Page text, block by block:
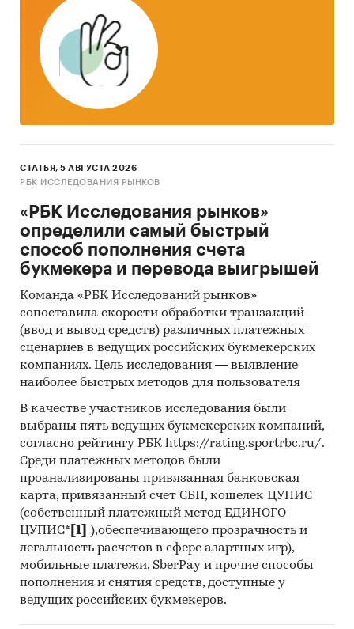
Всемирная торговая организация
Наряду с официальной статистикой в
обзоре приведены результаты
исследований BusinesStat:
Опрос экспертов химической
В настоящем обзоре территория Крыма пока
не учтена в составе России в связи с
неопределенностью правового статуса
полуострова и отсутствием на данный момент
какой-либо официальной статистики по
региону в качестве субъекта Российской
Федерации.
Производство моющих и чистящих средств
Производство хлора
Россия
СТАТЬЯ, 5 АВГУСТА 2026
РБК ИССЛЕДОВАНИЯ РЫНКОВ
«РБК Исследования рынков»
определили самый быстрый
способ пополнения счета
букмекера и перевода выигрышей
Команда «РБК Исследований рынков»
сопоставила скорости обработки транзакций
(ввод и вывод средств) различных платежных
сценариев в ведущих российских букмекерских
компаниях. Цель исследования — выявление
наиболее быстрых методов для пользователя
В качестве участников исследования были
выбраны пять ведущих букмекерских компаний,
согласно рейтингу РБК https://rating.sportrbc.ru/.
Среди платежных методов были
проанализированы привязанная банковская
карта, привязанный счет СБП, кошелек ЦУПИС
(собственный платежный метод ЕДИНОГО
ЦУПИС* [1]
),обеспечивающего прозрачность и
легальность расчетов в сфере азартных игр),
мобильные платежи, SberPay и прочие способы
пополнения и снятия средств, доступные у
ведущих российских букмекеров.